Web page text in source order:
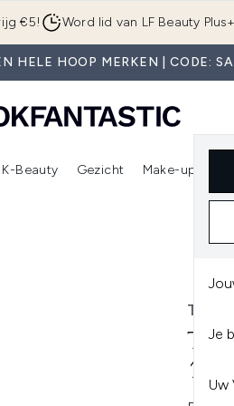
Overslaan naar de hoofdinhoud
€5! Word lid van LF Beauty Plus+
HELE HOOP MERKEN | CODE:
Je
Uw
(Beauty Box) Enter submenu (New & Trending)
K-Beauty
Enter submenu (K-Beauty)
Gezicht Make-up